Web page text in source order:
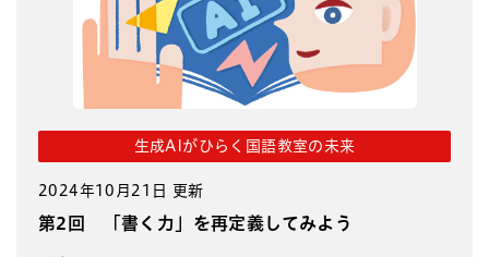
生成AIがひらく国語教室の未来
2024年10月21日 更新
第2回 「書く力」を再定義してみよう